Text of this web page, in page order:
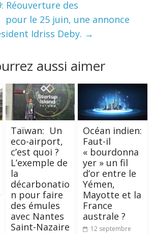
Réouverture des
le 25 juin, une annonce
Idriss Deby. →
aussi aimer
Taïwan: Un
eco-airport,
c’est quoi ?
L’exemple de
la
décarbonatio
n pour faire
des émules
avec Nantes
Saint-Nazaire
Océan indien:
Faut-il
« bourdonna
yer » un fil
d’or entre le
Yémen,
Mayotte et la
France
australe ?
12 septembre